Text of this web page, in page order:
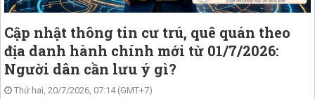
Cập nhật thông tin cư trú, quê quán theo
địa danh hành chính mới từ 01/7/2026:
Người dân cần lưu ý gì?
Thứ hai, 20/7/2026, 07:14 (GMT+7)